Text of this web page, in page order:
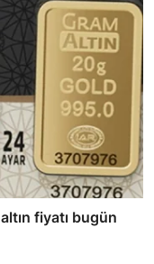
fiyatı bugün